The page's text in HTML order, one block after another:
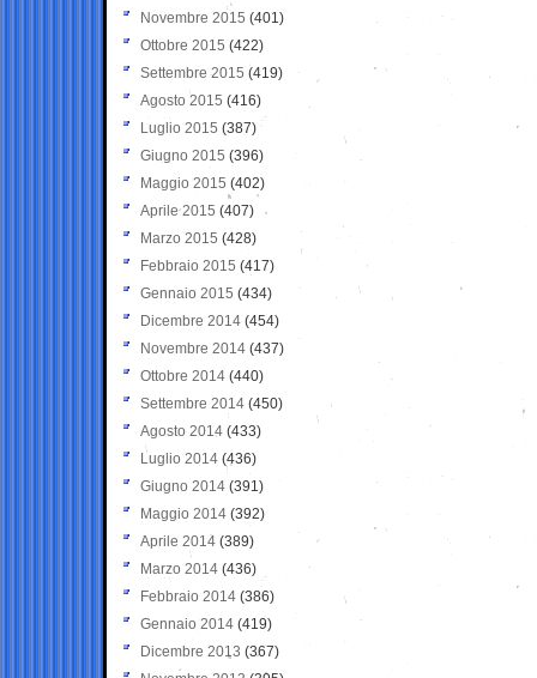
Novembre 2015 (401)
Ottobre 2015 (422)
Settembre 2015 (419)
Agosto 2015 (416)
Luglio 2015 (387)
Giugno 2015 (396)
Maggio 2015 (402)
Aprile 2015 (407)
Marzo 2015 (428)
Febbraio 2015 (417)
Gennaio 2015 (434)
Dicembre 2014 (454)
Novembre 2014 (437)
Ottobre 2014 (440)
Settembre 2014 (450)
Agosto 2014 (433)
Luglio 2014 (436)
Giugno 2014 (391)
Maggio 2014 (392)
Aprile 2014 (389)
Marzo 2014 (436)
Febbraio 2014 (386)
Gennaio 2014 (419)
Dicembre 2013 (367)